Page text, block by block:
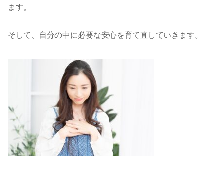
ます。
そして、自分の中に必要な安心を育て直していきます。